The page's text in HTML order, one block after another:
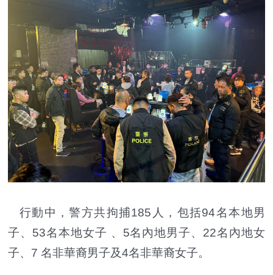
行動中，警方共拘捕185人，包括94名本地男
子、53名本地女子 、5名內地男子、22名內地女
子、7 名非華裔男子及4名非華裔女子。